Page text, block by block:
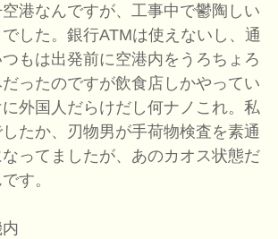
港なんですが、工事中で鬱陶しい
した。銀行ATMは使えないし、通
もは出発前に空港内をうろちょろ
ったのですが飲食店しかやってい
外国人だらけだし何ナノこれ。私
たか、刃物男が手荷物検査を素通
ってましたが、あのカオス状態だ
す。